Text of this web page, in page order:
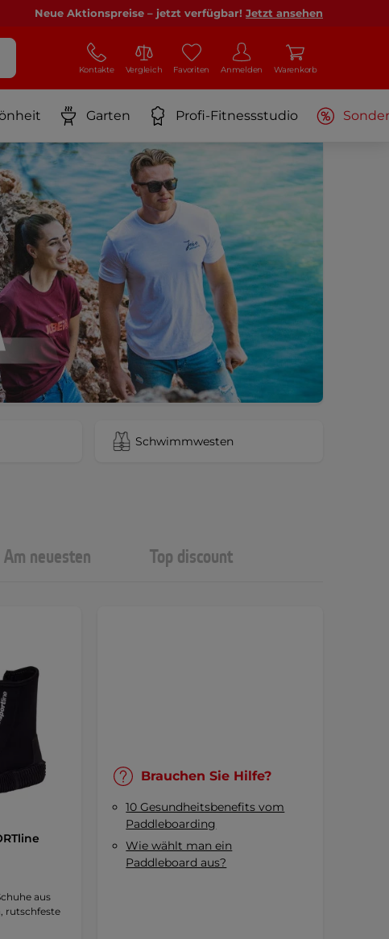
Neue Aktionspreise – jetzt verfügbar! Jetzt ansehen
Kontakte Vergleich Favoriten Anmelden Warenkorb
Garten Profi-Fitnessstudio
Schwimmwesten
Am neuesten Top discount
aus
rutschfeste
Brauchen Sie Hilfe?
10 Gesundheitsbenefits vom
Paddleboarding
Wie wählt man ein
Paddleboard aus?